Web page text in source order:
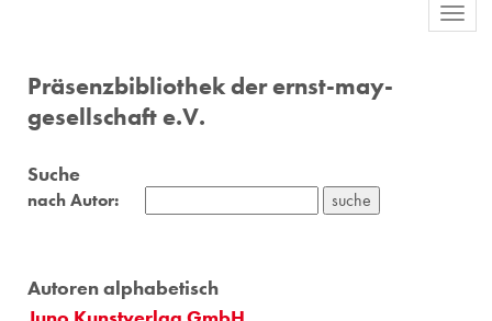
Präsenzbibliothek der ernst-may-
gesellschaft e.V.
Suche
nach Autor:
Autoren alphabetisch